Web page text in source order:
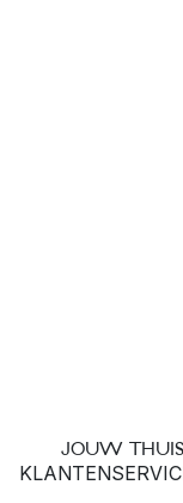
JOUW